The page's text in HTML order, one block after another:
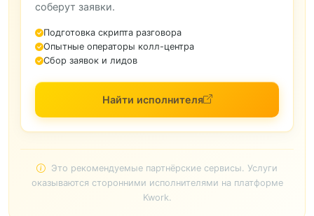
соберут заявки.
Подготовка скрипта разговора
Опытные операторы колл-центра
Сбор заявок и лидов
Найти исполнителя
Это рекомендуемые партнёрские сервисы. Услуги
оказываются сторонними исполнителями на платформе
Kwork.